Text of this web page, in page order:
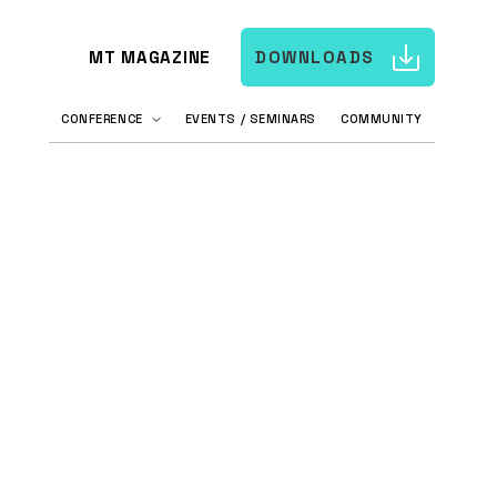
DOWNLOADS
MT MAGAZINE
CONFERENCE EVENTS / SEMINARS COMMUNITY